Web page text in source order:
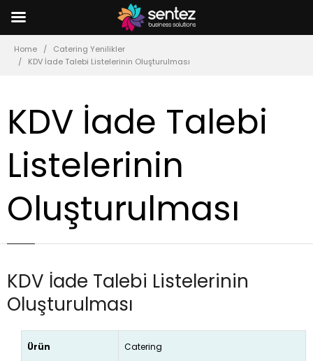
Home
Catering Yenilikler
KDV İade Talebi Listelerinin Oluşturulması
KDV İade Talebi
Listelerinin
Oluşturulması
KDV İade Talebi Listelerinin
Oluşturulması
Ürün Catering